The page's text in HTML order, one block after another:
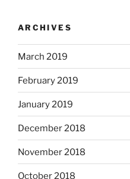
ARCHIVES
March 2019
February 2019
January 2019
December 2018
November 2018
October 2018